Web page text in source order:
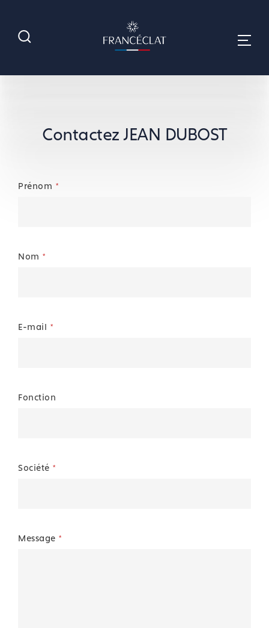
Contactez JEAN DUBOST
Prénom *
Nom *
E-mail *
Fonction
Société *
Message *